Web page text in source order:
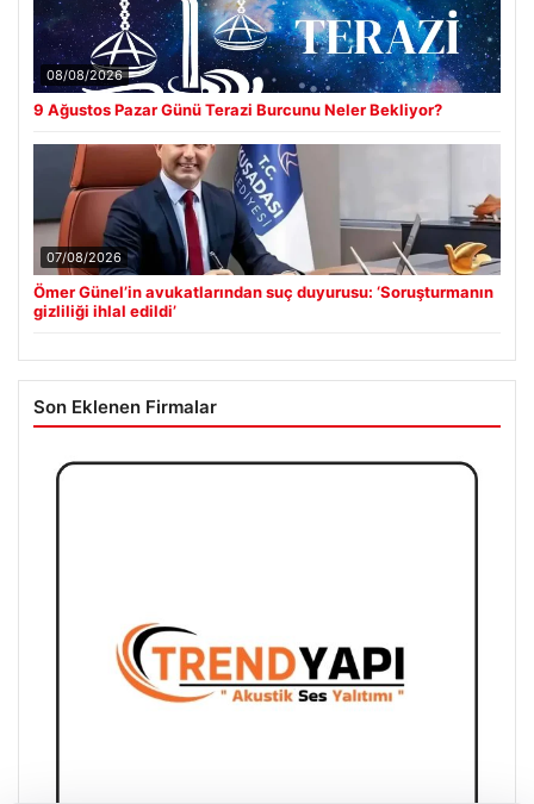
08/08/2026
9 Ağustos Pazar Günü Terazi Burcunu Neler Bekliyor?
07/08/2026
Ömer Günel’in avukatlarından suç duyurusu: ‘Soruşturmanın
gizliliği ihlal edildi’
Son Eklenen Firmalar